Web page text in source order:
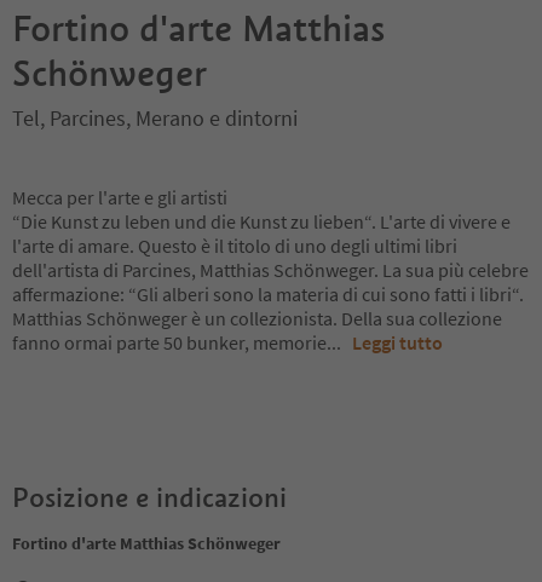
Fortino d'arte Matthias
Schönweger
Tel, Parcines, Merano e dintorni
Mecca per l'arte e gli artisti
“Die Kunst zu leben und die Kunst zu lieben“. L'arte di vivere e
l'arte di amare. Questo è il titolo di uno degli ultimi libri
dell'artista di Parcines, Matthias Schönweger. La sua più celebre
affermazione: “Gli alberi sono la materia di cui sono fatti i libri“.
Matthias Schönweger è un collezionista. Della sua collezione
fanno ormai parte 50 bunker, memorie... Leggi tutto
Posizione e indicazioni
Fortino d'arte Matthias Schönweger